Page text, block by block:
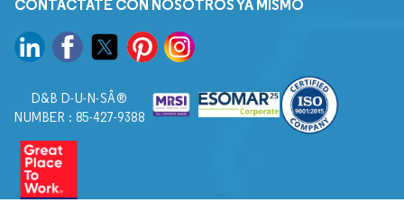
CONTÁCTATE CON NOSOTROS YA MISMO
D&B D-U-N-SÂ®
NUMBER : 85-427-9388